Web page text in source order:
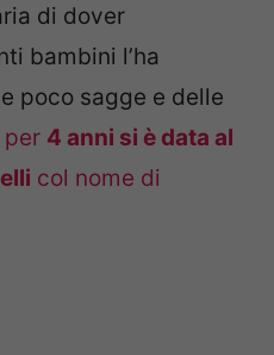
di dover
bambini l’ha
poco sagge e delle
per 4 anni si è data al
col nome di